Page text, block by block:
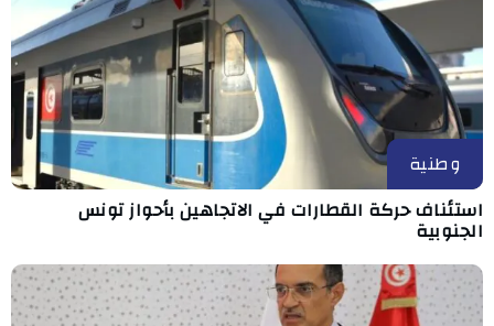
وطنية
استئناف حركة القطارات في الاتجاهين بأحواز تونس
الجنوبية